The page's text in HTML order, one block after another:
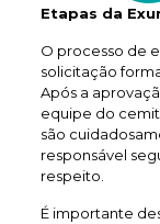
Etapas da
O processo de
solicitação
Após a
equipe do
são
responsável
respeito.
É importante